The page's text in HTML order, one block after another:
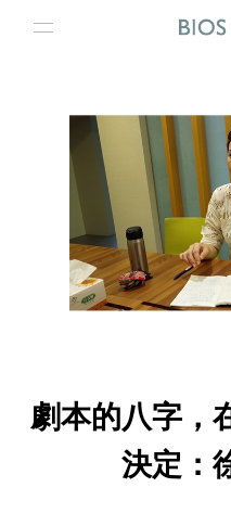
劇本的八字，
決定：